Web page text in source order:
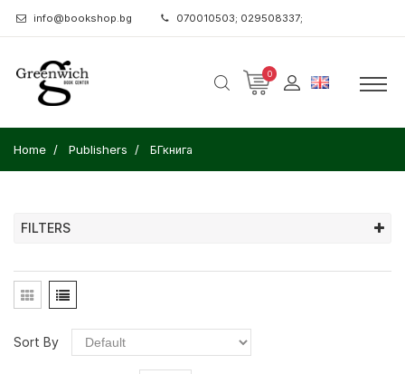
info@bookshop.bg 070010503; 029508337;
0
Home Publishers БГкнига
FILTERS
Sort By